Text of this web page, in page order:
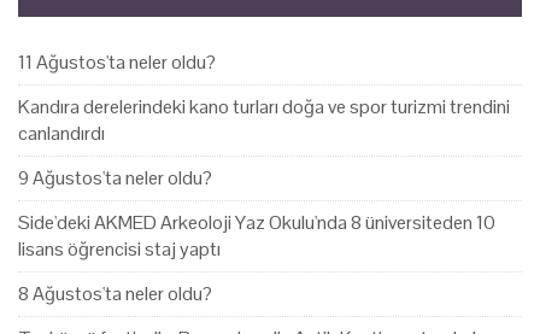
11 Ağustos'ta neler oldu?
Kandıra derelerindeki kano turları doğa ve spor turizmi trendini
canlandırdı
9 Ağustos'ta neler oldu?
Side'deki AKMED Arkeoloji Yaz Okulu'nda 8 üniversiteden 10
lisans öğrencisi staj yaptı
8 Ağustos'ta neler oldu?